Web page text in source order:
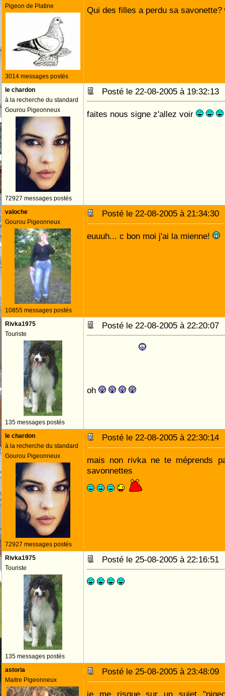
Pigeon de Platine
3014 messages postés
Qui des filles a perdu sa savonette?
le chardon
à la recherche du standard
Gourou Pigeonneux
72927 messages postés
Posté le 22-08-2005 à
faites nous signe z'allez voir
valoche
Gourou Pigeonneux
10855 messages postés
Posté le 22-08-2005 à
euuuh... c bon moi j'ai la mienne!
Rivka1975
Touriste
135 messages postés
Posté le 22-08-2005 à
oh
le chardon
à la recherche du standard
Gourou Pigeonneux
72927 messages postés
Posté le 22-08-2005 à
mais non rivka ne te méprends
savonnettes
Rivka1975
Touriste
135 messages postés
Posté le 25-08-2005 à
astoria
Maitre Pigeonneux
Posté le 25-08-2005 à
je me risque sur un sujet